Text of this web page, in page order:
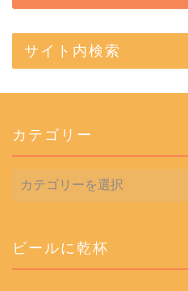
サイト内検索
カテゴリー
テ
ー
ビールに乾杯